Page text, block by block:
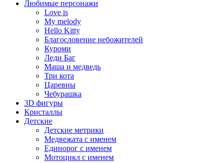
Любимые персонажи
Love is
My melody
Hello Kitty
Благословение небожителей
Куроми
Леди Баг
Маша и медведь
Три кота
Царевны
Чебурашка
3D фигуры
Кристаллы
Детские
Детские метрики
Медвежата с именем
Единорог с именем
Мотоцикл с именем